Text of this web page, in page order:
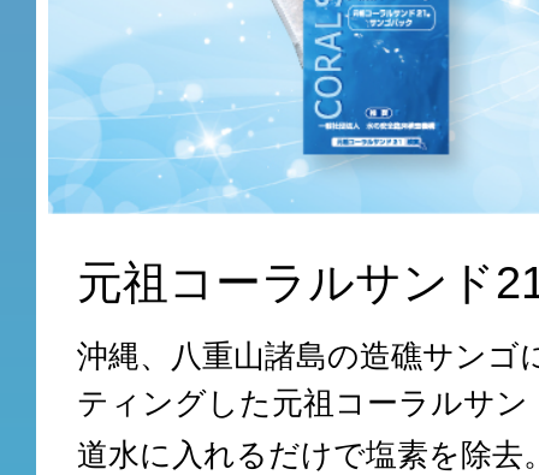
元祖コーラルサンド
沖縄、八重山諸島の造礁サンゴ
ティングした元祖コーラルサン
道水に入れるだけで塩素を除去